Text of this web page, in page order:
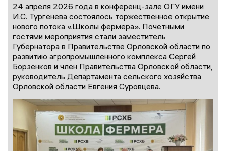
24 апреля 2026 года в конференц-зале ОГУ имени
И.С. Тургенева состоялось торжественное открытие
нового потока «Школы фермера». Почётными
гостями мероприятия стали заместитель
Губернатора в Правительстве Орловской области по
развитию агропромышленного комплекса Сергей
Борзёнков и член Правительства Орловской области,
руководитель Департамента сельского хозяйства
Орловской области Евгения Суровцева.